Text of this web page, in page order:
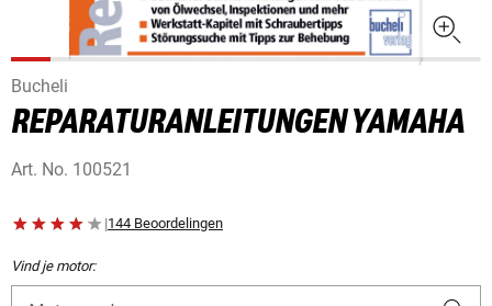
Bucheli
REPARATURANLEITUNGEN YAMAHA
Art. No. 100521
|144 Beoordelingen
Vind je motor: